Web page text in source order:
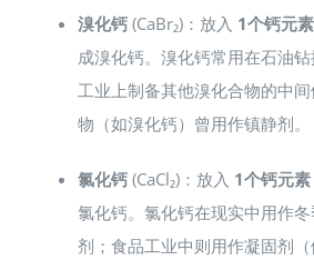
溴化钙(CaBr₂)：放入 1个钙元素
成溴化钙。溴化钙常用在石油
工业上制备其他溴化合物的中
物（如溴化钙）曾用作镇静剂。
氯化钙(CaCl₂)：放入 1个钙元素
氯化钙。氯化钙在现实中用作
剂；食品工业中则用作凝固剂